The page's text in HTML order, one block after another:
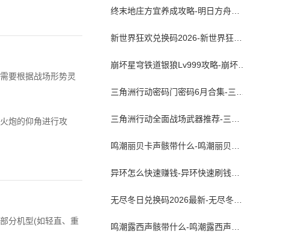
要根据战场形势灵
炮的仰角进行攻
分机型(如轻直、重